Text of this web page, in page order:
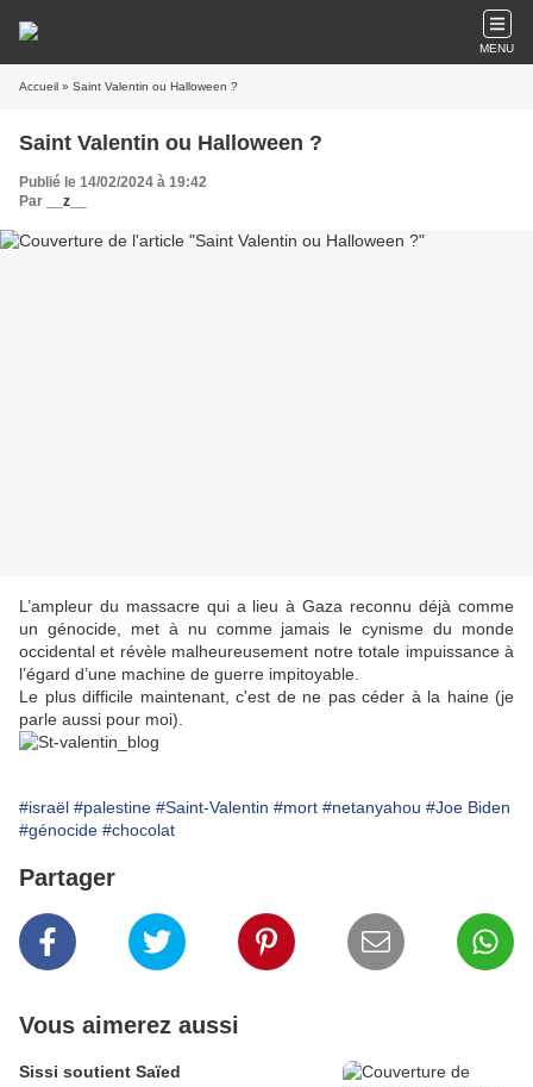
MENU
Accueil » Saint Valentin ou Halloween ?
Saint Valentin ou Halloween ?
Publié le 14/02/2024 à 19:42
Par
__z__
L’ampleur du massacre qui a lieu à Gaza reconnu déjà comme
un génocide, met à nu comme jamais le cynisme du monde
occidental et révèle malheureusement notre totale impuissance à
l’égard d’une machine de guerre impitoyable.
Le plus difficile maintenant, c'est de ne pas céder à la haine (je
parle aussi pour moi).
#israël #palestine #Saint-Valentin #mort #netanyahou #Joe Biden
#génocide #chocolat
Partager
Vous aimerez aussi
Sissi soutient Saïed